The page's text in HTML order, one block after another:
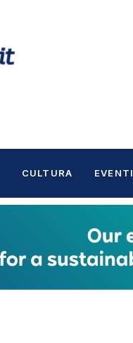
CULTURA EVENTI